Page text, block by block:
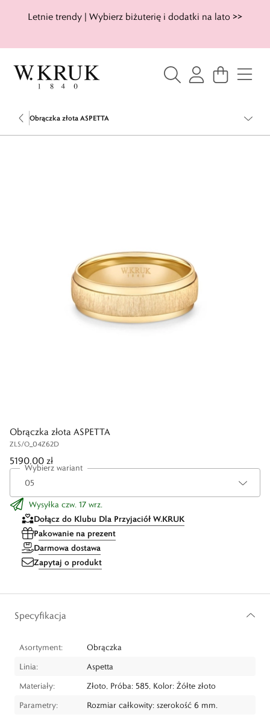
Letnie trendy | Wybierz biżuterię i dodatki na lato >>
Obrączka złota ASPETTA
Obrączka złota ASPETTA
ZLS/O_04Z62D
5190,00 zł
Wybierz wariant
Wysyłka czw. 17 wrz.
Dołącz do Klubu Dla Przyjaciół W.KRUK
Pakowanie na prezent
Darmowa dostawa
Zapytaj o produkt
Specyfikacja
Asortyment:
Obrączka
Linia:
Aspetta
Materiały:
Złoto, Próba: 585, Kolor: Żółte złoto
Parametry:
Rozmiar całkowity: szerokość 6 mm.